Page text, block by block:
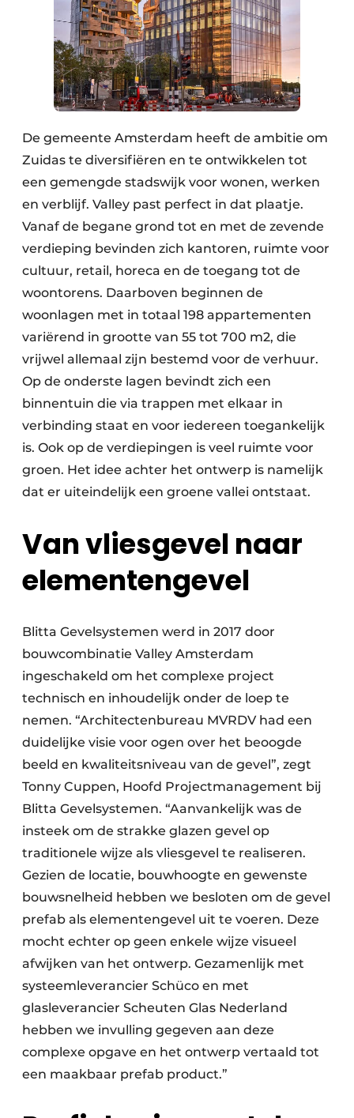
De gemeente Amsterdam heeft de ambitie om
Zuidas te diversifiëren en te ontwikkelen tot
een gemengde stadswijk voor wonen, werken
en verblijf. Valley past perfect in dat plaatje.
Vanaf de begane grond tot en met de zevende
verdieping bevinden zich kantoren, ruimte voor
cultuur, retail, horeca en de toegang tot de
woontorens. Daarboven beginnen de
woonlagen met in totaal 198 appartementen
variërend in grootte van 55 tot 700 m2, die
vrijwel allemaal zijn bestemd voor de verhuur.
Op de onderste lagen bevindt zich een
binnentuin die via trappen met elkaar in
verbinding staat en voor iedereen toegankelijk
is. Ook op de verdiepingen is veel ruimte voor
groen. Het idee achter het ontwerp is namelijk
dat er uiteindelijk een groene vallei ontstaat.
Van vliesgevel naar
elementengevel
Blitta Gevelsystemen werd in 2017 door
bouwcombinatie Valley Amsterdam
ingeschakeld om het complexe project
technisch en inhoudelijk onder de loep te
nemen. “Architectenbureau MVRDV had een
duidelijke visie voor ogen over het beoogde
beeld en kwaliteitsniveau van de gevel”, zegt
Tonny Cuppen, Hoofd Projectmanagement bij
Blitta Gevelsystemen. “Aanvankelijk was de
insteek om de strakke glazen gevel op
traditionele wijze als vliesgevel te realiseren.
Gezien de locatie, bouwhoogte en gewenste
bouwsnelheid hebben we besloten om de gevel
prefab als elementengevel uit te voeren. Deze
mocht echter op geen enkele wijze visueel
afwijken van het ontwerp. Gezamenlijk met
systeemleverancier Schüco en met
glasleverancier Scheuten Glas Nederland
hebben we invulling gegeven aan deze
complexe opgave en het ontwerp vertaald tot
een maakbaar prefab product.”